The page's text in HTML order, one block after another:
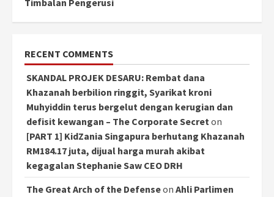
Timbalan Pengerusi
RECENT COMMENTS
SKANDAL PROJEK DESARU: Rembat dana
Khazanah berbilion ringgit, Syarikat kroni
Muhyiddin terus bergelut dengan kerugian dan
defisit kewangan – The Corporate Secreton
[PART 1] KidZania Singapura berhutang Khazanah
RM184.17 juta, dijual harga murah akibat
kegagalan Stephanie Saw CEO DRH
The Great Arch of the Defenseon Ahli Parlimen